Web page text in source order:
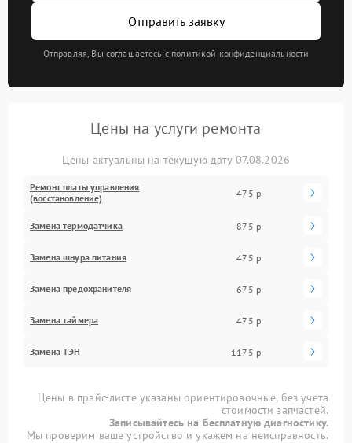
Отправить заявку
Отправляя, Вы соглашаетесь с политикой конфиденциальности
Цены на услуги ремонта
Цены актуальны на текущую дату 07.08.2026
Ремонт платы управления
(восстановление)
475 р
Замена термодатчика 875 р
Замена шнура питания 475 р
Замена предохранителя 675 р
Замена таймера 475 р
Замена ТЭН 1175 р
Цены в прайс-листе указаны ориентировочные, без учета
стоимости запчастей.
Записывайтесь на бесплатную диагностику.
Мы проверим ваше устройство и укажем на неисправность.